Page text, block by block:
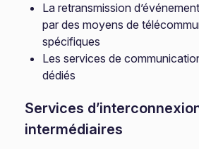
La retransmission
par des moyens de
spécifiques
Les services de
dédiés
Services
intermédiaires